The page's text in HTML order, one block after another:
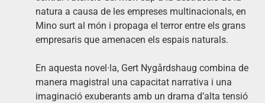
natura a causa de les empreses multinacionals, en
Mino surt al món i propaga el terror entre els grans
empresaris que amenacen els espais naturals.
En aquesta novel·la, Gert Nygårdshaug combina de
manera magistral una capacitat narrativa i una
imaginació exuberants amb un drama d’alta tensió